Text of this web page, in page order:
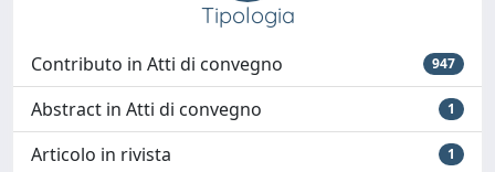
Tipologia
Contributo in Atti di convegno 947
Abstract in Atti di convegno 1
Articolo in rivista 1